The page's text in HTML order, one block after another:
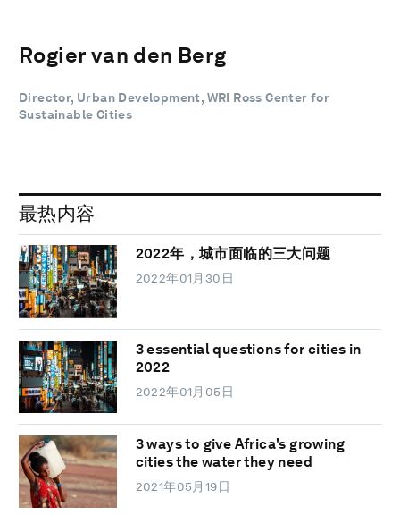
Rogier van den Berg
Director, Urban Development, WRI Ross Center for
Sustainable Cities
最热内容
2022年，城市面临的三大问题
2022年01月30日
3 essential questions for cities in
2022
2022年01月05日
3 ways to give Africa's growing
cities the water they need
2021年05月19日